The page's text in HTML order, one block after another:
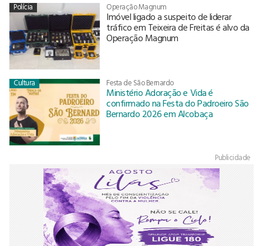
Polícia Operação Magnum
Imóvel ligado a suspeito de liderar
tráfico em Teixeira de Freitas é alvo da
Operação Magnum
Cultura Festa de São Bernardo
Ministério Adoração e Vida é
confirmado na Festa do Padroeiro São
Bernardo 2026 em Alcobaça
Publicidade